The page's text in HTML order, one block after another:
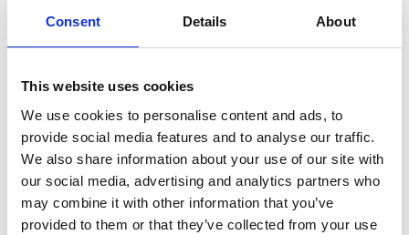
Consent Details About
This website uses cookies
We use cookies to personalise content and ads, to
provide social media features and to analyse our traffic.
We also share information about your use of our site with
our social media, advertising and analytics partners who
may combine it with other information that you’ve
provided to them or that they’ve collected from your use
Falkenberg: 0
008025008 43
Varberg: 0
Falkenberg: 0
Falkenberg: 0
008025010 45
Varberg: 1